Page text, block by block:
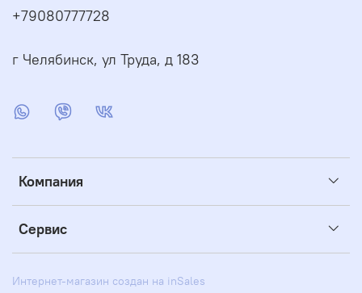
Компания
Сервис
+79080777728
г Челябинск, ул Труда, д 183
Интернет-магазин создан на inSales